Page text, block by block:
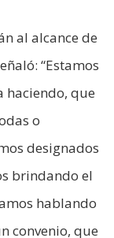
al alcance de
“Estamos
haciendo, que
o
designados
brindando el
hablando
convenio, que